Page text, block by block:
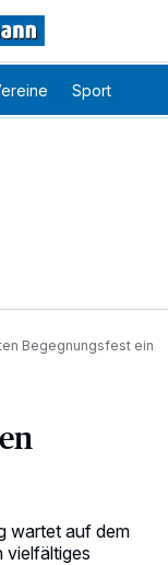
Sport
Begegnungsfest ein
wartet auf dem
vielfältiges